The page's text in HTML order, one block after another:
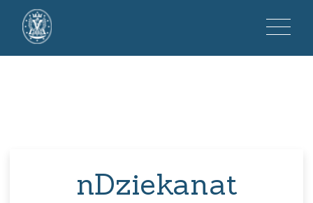
nDziekanat